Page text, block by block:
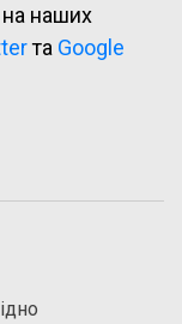
на наших
та Google